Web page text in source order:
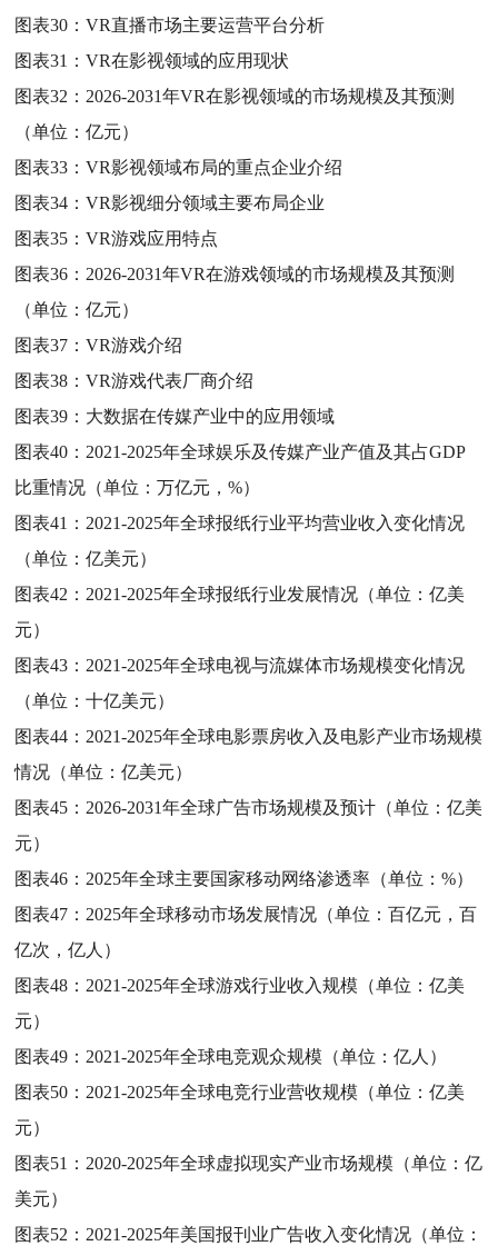
图表30：VR直播市场主要运营平台分析
图表31：VR在影视领域的应用现状
图表32： 2026-2031年VR在影视领域的市场规模及其预测
（单位：亿元）
图表33：VR影视领域布局的重点企业介绍
图表34：VR影视细分领域主要布局企业
图表35：VR游戏应用特点
图表36： 2026-2031年VR在游戏领域的市场规模及其预测
（单位：亿元）
图表37：VR游戏介绍
图表38：VR游戏代表厂商介绍
图表39： 大数据在传媒产业中的应用领域
图表40： 2021-2025年全球娱乐及传媒产业产值及其占GDP
比重情况（单位：万亿元，%）
图表41： 2021-2025年全球报纸行业平均营业收入变化情况
（单位：亿美元）
图表42： 2021-2025年全球报纸行业发展情况（单位：亿美
元）
图表43： 2021-2025年全球电视与流媒体市场规模变化情况
（单位：十亿美元）
图表44： 2021-2025年全球电影票房收入及电影产业市场规模
情况（单位：亿美元）
图表45： 2026-2031年全球广告市场规模及预计（单位：亿美
元）
图表46： 2025年全球主要国家移动网络渗透率（单位：%）
图表47： 2025年全球移动市场发展情况（单位：百亿元，百
亿次，亿人）
图表48： 2021-2025年全球游戏行业收入规模（单位：亿美
元）
图表49： 2021-2025年全球电竞观众规模（单位：亿人）
图表50： 2021-2025年全球电竞行业营收规模（单位：亿美
元）
图表51： 2020-2025年全球虚拟现实产业市场规模（单位：亿
美元）
图表52： 2021-2025年美国报刊业广告收入变化情况（单位：